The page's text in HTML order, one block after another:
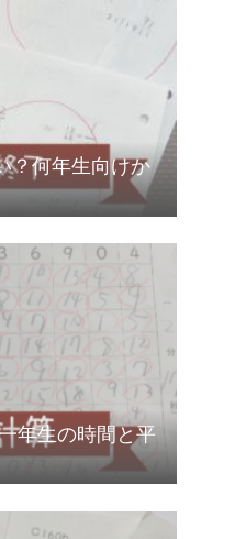
？何年生向けか
年生の時間と平